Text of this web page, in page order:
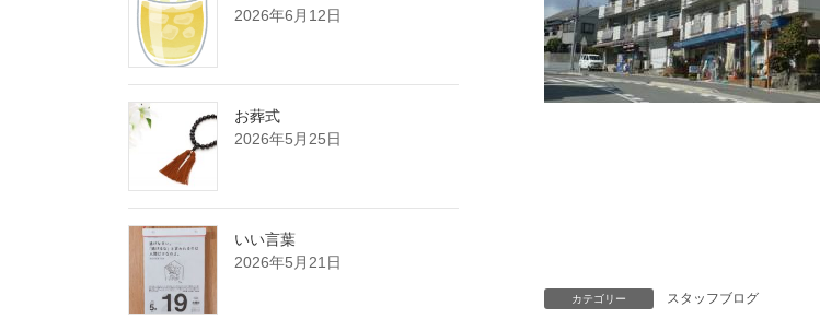
カテゴリー スタッフブログ
2026年6月12日
お葬式
2026年5月25日
いい言葉
2026年5月21日